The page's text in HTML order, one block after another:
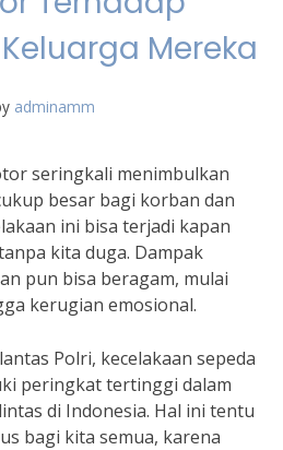
Mereka
adminamm
seringkali menimbulkan
besar bagi korban dan
ini bisa terjadi kapan
kita duga. Dampak
pun bisa beragam, mulai
kerugian emosional.
Polri, kecelakaan sepeda
peringkat tertinggi dalam
di Indonesia. Hal ini tentu
bagi kita semua, karena